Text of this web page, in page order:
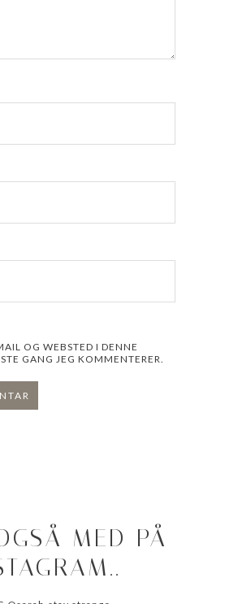
OG WEBSTED I DENNE
GANG JEG KOMMENTERER.
MED PÅ